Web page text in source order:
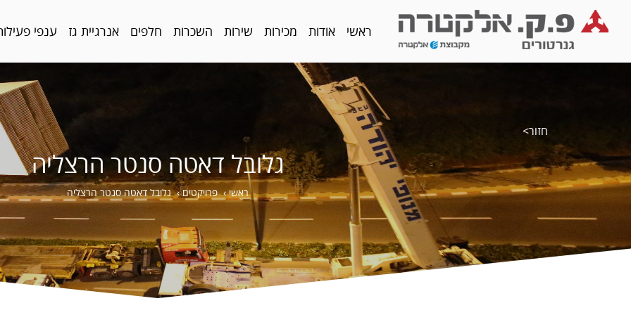
ראשי אודות מכירות שירות השכרות חלפים אנרגיית גז ענפי
חזור>
גלובל דאטה סנטר הרצליה
ראשי› פרויקטים› גלובל דאטה סנטר הרצליה